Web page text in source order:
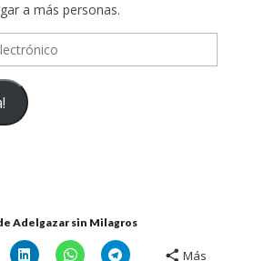
a más personas.
Adelgazar sin Milagros
Más